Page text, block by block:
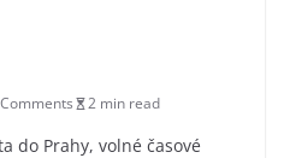
2 min read
do Prahy, volné časové